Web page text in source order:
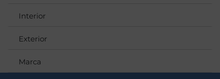
Interior
Exterior
Marca